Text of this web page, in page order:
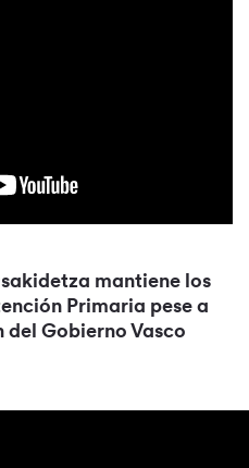
mantiene los
Primaria pese a
del Gobierno Vasco